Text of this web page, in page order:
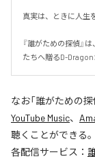
真実は、ときに人生
『誰がための探偵』
たちへ贈るD-Dragon
なお「誰がための探
YouTube Music、
聴くことができる。
各配信サービス：